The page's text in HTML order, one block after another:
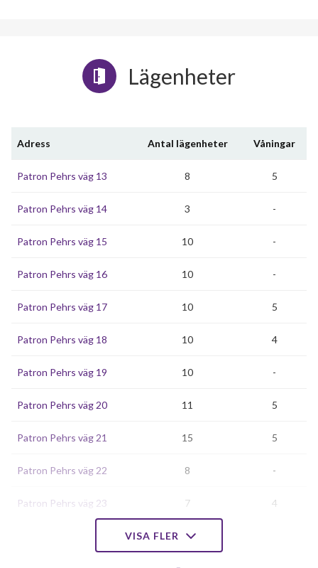
Lägenheter
Adress Antal lägenheter Våningar
Patron Pehrs väg 13 8 5
Patron Pehrs väg 14 3 -
Patron Pehrs väg 15 10 -
Patron Pehrs väg 16 10 -
Patron Pehrs väg 17 10 5
Patron Pehrs väg 18 10 4
Patron Pehrs väg 19 10 -
Patron Pehrs väg 20 11 5
Patron Pehrs väg 21 15 5
Patron Pehrs väg 22 8 -
Patron Pehrs väg 23 7 4
8
VISA FLER